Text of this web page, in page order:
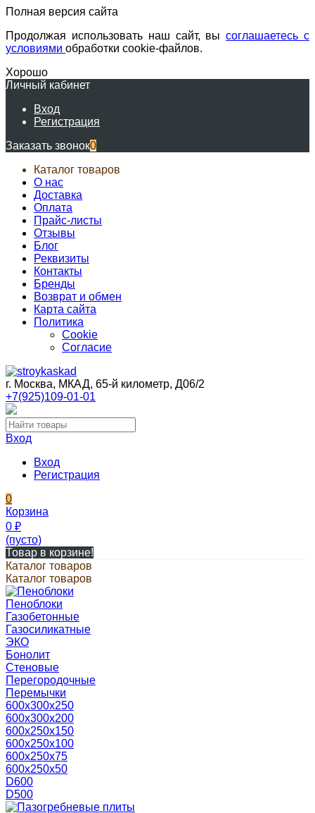
Полная версия сайта
Продолжая использовать наш сайт, высоглашаетесь с
условиями обработки cookie-файлов.
Хорошо
Личный кабинет
Вход
Регистрация
Заказать звонок0
Каталог товаров
О нас
Доставка
Оплата
Прайс-листы
Отзывы
Блог
Реквизиты
Контакты
Бренды
Возврат и обмен
Карта сайта
Политика
Cookie
Согласие
г. Москва, МКАД, 65-й километр, Д06/2
+7(925)109-01-01
Вход
Вход
Регистрация
0
Корзина
0 ₽
(пусто)
Товар в корзине!
Каталог товаров
Каталог товаров
Пеноблоки
Газобетонные
Газосиликатные
ЭКО
Бонолит
Стеновые
Перегородочные
Перемычки
600х300х250
600х300х200
600х250х150
600х250х100
600х250х75
600х250х50
D600
D500